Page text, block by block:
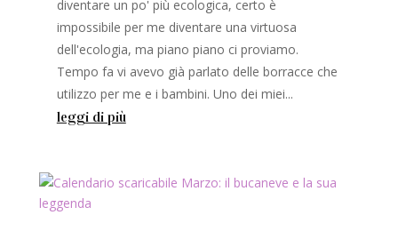
diventare un po' più ecologica, certo è
impossibile per me diventare una virtuosa
dell'ecologia, ma piano piano ci proviamo.
Tempo fa vi avevo già parlato delle borracce che
utilizzo per me e i bambini. Uno dei miei...
leggi di più